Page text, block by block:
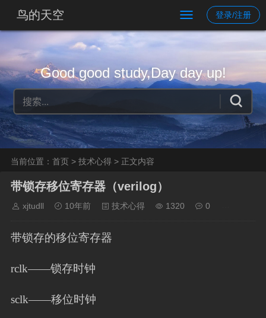
鸟的天空 登录/注册
Good good study,Day day up!
当前位置： 首页 > 技术心得 > 正文内容
带锁存移位寄存器（verilog）
xjtudll 10年前 技术心得 1320 0
带锁存的移位寄存器
rclk——锁存时钟
sclk——移位时钟